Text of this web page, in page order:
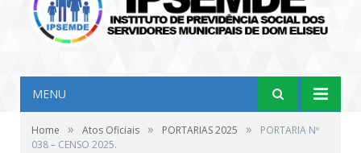
MENU
Home » Atos Oficiais » PORTARIAS 2025 »
PORTARIA Nº
038 – CENSO 2025.